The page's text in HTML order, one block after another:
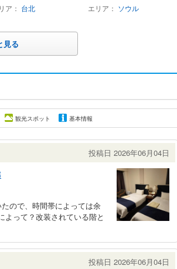
ア： 台北
エリア： ソウル
見る
観光スポット 基本情報
投稿日 2026年06月04日
ので、時間帯によっては余
よって？改装されている階と
投稿日 2026年06月04日